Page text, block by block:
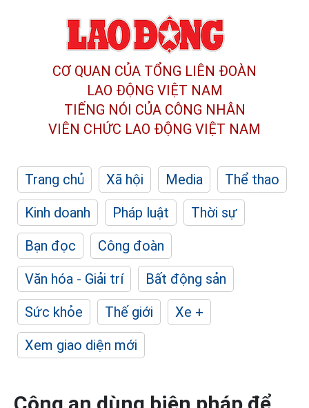
CƠ QUAN CỦA TỔNG LIÊN ĐOÀN
LAO ĐỘNG VIỆT NAM
TIẾNG NÓI CỦA CÔNG NHÂN
VIÊN CHỨC LAO ĐỘNG VIỆT NAM
Trang chủ Xã hội Media
Thể thao
Kinh doanh
Pháp luật
Thời sự
Bạn đọc
Công đoàn
Văn hóa - Giải trí
Bất động sản
Sức khỏe
Thế giới
Xe +
Xem giao diện mới